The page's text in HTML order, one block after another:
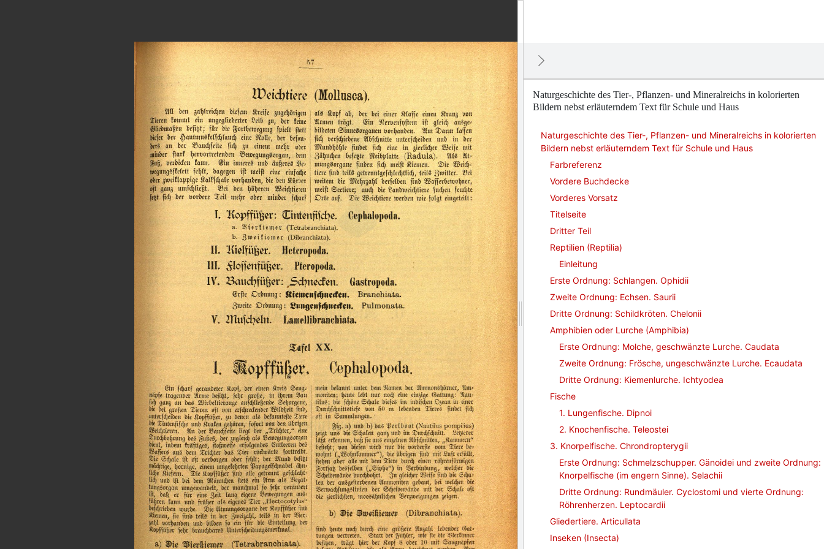
Naturgeschichte des Tier-, Pflanzen- und Mineralreichs in kolorierten
Bildern nebst erläuterndem Text für Schule und Haus
Naturgeschichte des Tier-, Pflanzen- und Mineralreichs in kolorierten
Bildern nebst erläuterndem Text für Schule und Haus
Farbreferenz
Vordere Buchdecke
Vorderes Vorsatz
Titelseite
Dritter Teil
Reptilien (Reptilia)
Einleitung
Erste Ordnung: Schlangen. Ophidii
Zweite Ordnung: Echsen. Saurii
Dritte Ordnung: Schildkröten. Chelonii
Amphibien oder Lurche (Amphibia)
Erste Ordnung: Molche, geschwänzte Lurche. Caudata
Zweite Ordnung: Frösche, ungeschwänzte Lurche. Ecaudata
Dritte Ordnung: Kiemenlurche. Ichtyodea
Fische
1. Lungenfische. Dipnoi
2. Knochenfische. Teleostei
3. Knorpelfische. Chrondropterygii
Erste Ordnung: Schmelzschupper. Gänoidei und zweite Ordnung:
Knorpelfische (im engern Sinne). Selachii
Dritte Ordnung: Rundmäuler. Cyclostomi und vierte Ordnung:
Röhrenherzen. Leptocardii
Gliedertiere. Articullata
Inseken (Insecta)